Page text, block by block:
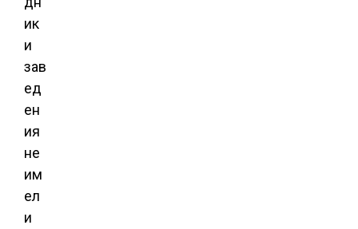
ик
и
зав
ед
ен
ия
не
им
ел
и